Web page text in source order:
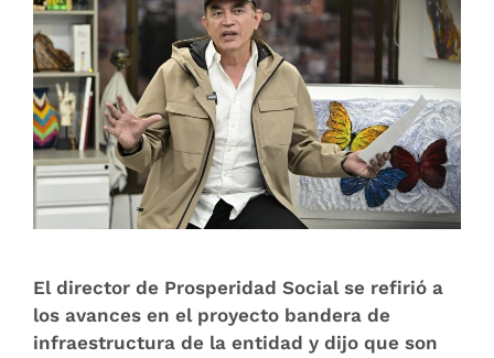
El director de Prosperidad Social se refirió a
los avances en el proyecto bandera de
infraestructura de la entidad y dijo que son